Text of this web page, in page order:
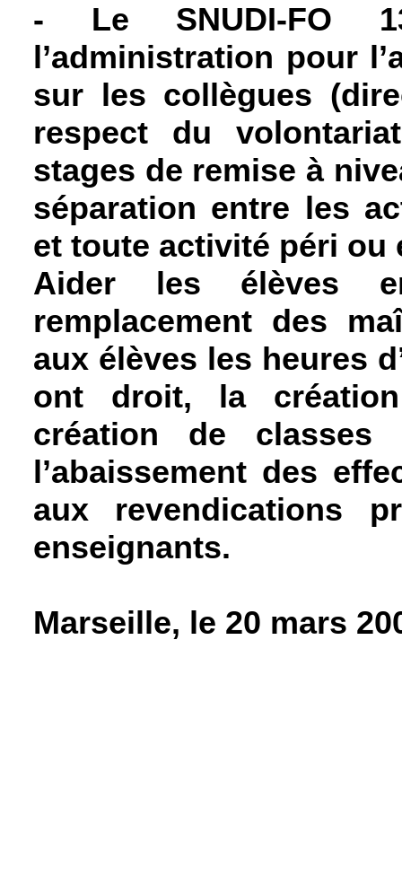
- Le SNUDI-FO
l’administration pour
sur les collègues
respect du
stages de remise à
séparation entre les
et toute activité péri ou
Aider les élèves
remplacement des
aux élèves les heures
ont droit, la
création de classes
l’abaissement des
aux revendications
enseignants.
Marseille, le 20 mars